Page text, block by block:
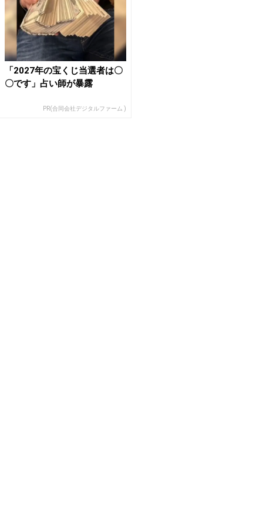
「2027年の宝くじ当選者は〇
〇です」占い師が暴露
PR(合同会社デジタルファーム )